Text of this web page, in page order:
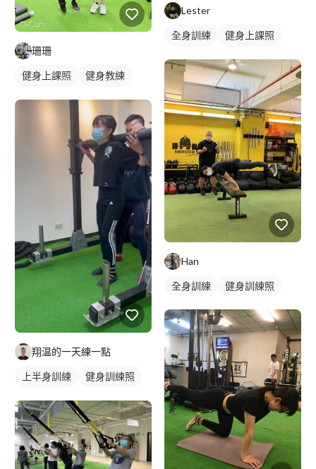
珊珊
健身上課照
健身教練
健身課程
翔温的一天練一點
上半身訓練
健身訓練照
Lester
全身訓練
健身上課照
健身教練
私人健身教練
健身團體課
重訓教練
健身課程
Han
全身訓練 健身訓練照